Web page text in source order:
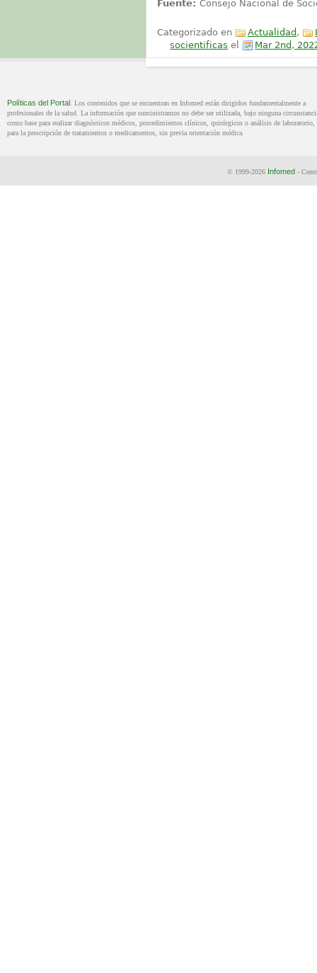
Fuente:Consejo Nacional de
Categorizado en Actualidad ,
socientificas el Mar 2nd,
Políticas del Portal . Los contenidos que se encuentran en Infomed están dirigidos fundamentalmente a
profesionales de la salud. La información que suministramos no debe ser utilizada, bajo ninguna
como base para realizar diagnósticos médicos, procedimientos clínicos, quirúrgicos o análisis de laboratorio,
para la prescripción de tratamientos o medicamentos, sin previa orientación médica.
© 1999-2026 Infomed -